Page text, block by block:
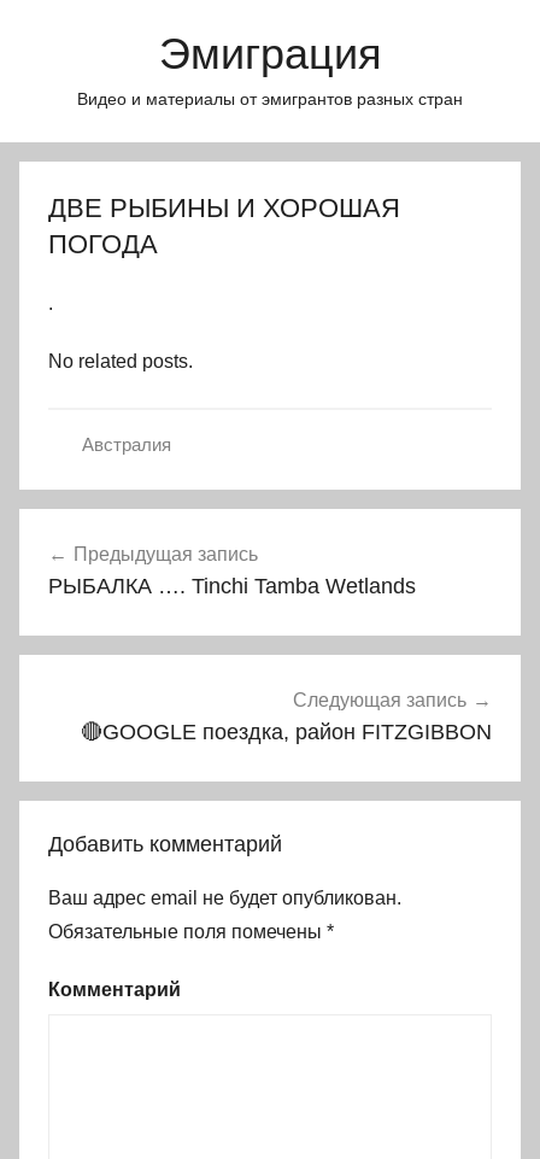
Эмиграция
Видео и материалы от эмигрантов разных стран
ДВЕ РЫБИНЫ И ХОРОШАЯ
ПОГОДА
.
No related posts.
Австралия
Навигация
по
записям
Предыдущая запись
РЫБАЛКА …. Tinchi Tamba Wetlands
Следующая запись
🔴GOOGLE поездка, район FITZGIBBON
Добавить комментарий
Ваш адрес email не будет опубликован.
Обязательные поля помечены *
Комментарий